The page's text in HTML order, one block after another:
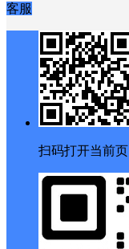
客服
扫码打开当前页